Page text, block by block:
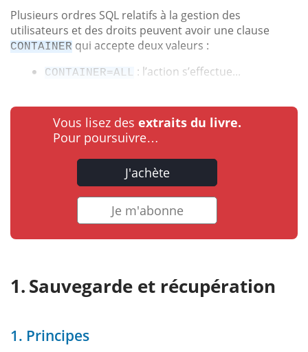
Plusieurs ordres SQL relatifs à la gestion des
utilisateurs et des droits peuvent avoir une clause
CONTAINER qui accepte deux valeurs :
CONTAINER=ALL : l’action s’effectue...
Vous lisez des extraits du livre.
Pour poursuivre…
J'achète
Je m'abonne
Sauvegarde et récupération
1. Principes